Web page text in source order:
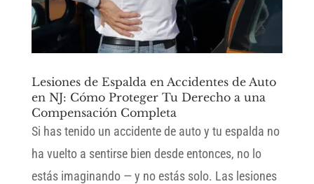
Lesiones de Espalda en Accidentes de Auto
en NJ: Cómo Proteger Tu Derecho a una
Compensación Completa
Si has tenido un accidente de auto y tu espalda no
ha vuelto a sentirse bien desde entonces, no lo
estás imaginando — y no estás solo. Las lesiones